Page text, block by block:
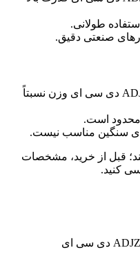
۱. دریل شارژی مدل ADJZ18-10E دی سی ای وزن نسبتاً
قبل از خرید، مشخصات
کنید.